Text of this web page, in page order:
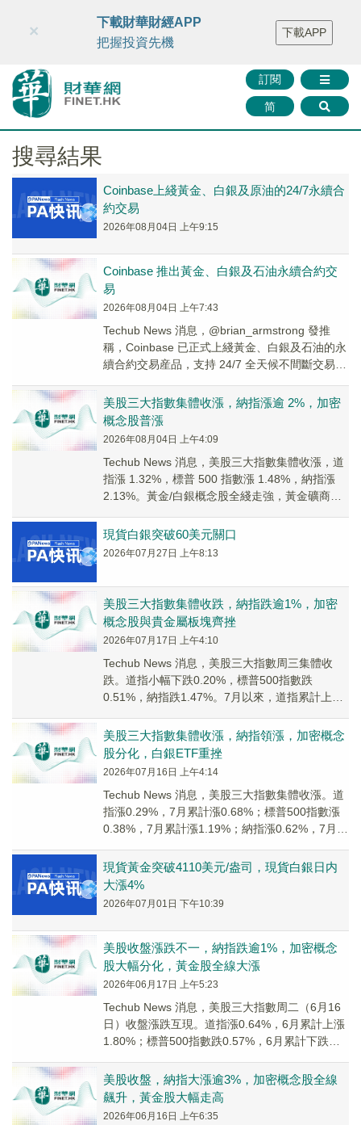
財華智庫網 FINTV FINMETA 財華證券 媒體矩陣
智庫沙龍
聯絡我們
訂閱
简
×
下載財華財經APP
把握投資先機
下載APP
搜尋結果
Coinbase上綫黃金、白銀及原油的24/7永續合
約交易
2026年08月04日 上午9:15
Coinbase 推出黃金、白銀及石油永續合約交
易
2026年08月04日 上午7:43
Techub News 消息，@brian_armstrong 發推
稱，Coinbase 已正式上綫黃金、白銀及石油的永
續合約交易産品，支持 24/7 全天候不間斷交易。
美股三大指數集體收漲，納指漲逾 2%，加密
概念股普漲
2026年08月04日 上午4:09
Techub News 消息，美股三大指數集體收漲，道
指漲 1.32%，標普 500 指數漲 1.48%，納指漲
2.13%。黃金/白銀概念股全綫走強，黃金礦商
現貨白銀突破60美元關口
2026年07月27日 上午8:13
美股三大指數集體收跌，納指跌逾1%，加密
概念股與貴金屬板塊齊挫
2026年07月17日 上午4:10
Techub News 消息，美股三大指數周三集體收
跌。道指小幅下跌0.20%，標普500指數跌
0.51%，納指跌1.47%。7月以來，道指累計上漲
美股三大指數集體收漲，納指領漲，加密概念
股分化，白銀ETF重挫
2026年07月16日 上午4:14
Techub News 消息，美股三大指數集體收漲。道
指漲0.29%，7月累計漲0.68%；標普500指數漲
0.38%，7月累計漲1.19%；納指漲0.62%，7月累
現貨黃金突破4110美元/盎司，現貨白銀日内
大漲4%
2026年07月01日 下午10:39
美股收盤漲跌不一，納指跌逾1%，加密概念
股大幅分化，黃金股全線大漲
2026年06月17日 上午5:23
Techub News 消息，美股三大指數周二（6月16
日）收盤漲跌互現。道指漲0.64%，6月累計上漲
1.80%；標普500指數跌0.57%，6月累計下跌
美股收盤，納指大漲逾3%，加密概念股全線
飆升，黃金股大幅走高
2026年06月16日 上午6:35